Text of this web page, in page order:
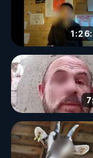
🌱
https://
http://rgnr.li/
🌱 LA
Pour ne pas
http://rgnr.li/